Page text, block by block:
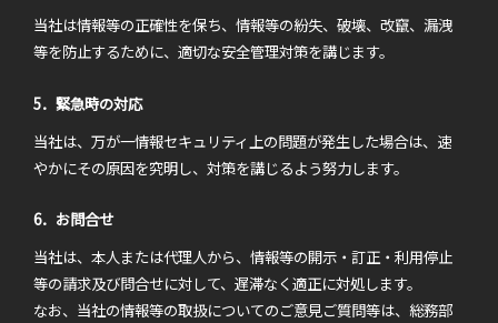
当社は情報等の正確性を保ち、情報等の紛失、破壊、改竄、漏洩
等を防止するために、適切な安全管理対策を講じます。
5．緊急時の対応
当社は、万が一情報セキュリティ上の問題が発生した場合は、速
やかにその原因を究明し、対策を講じるよう努力します。
6．お問合せ
当社は、本人または代理人から、情報等の開示・訂正・利用停止
等の請求及び問合せに対して、遅滞なく適正に対処します。
なお、当社の情報等の取扱についてのご意見ご質問等は、総務部